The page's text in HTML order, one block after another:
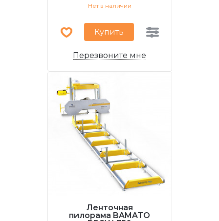
Нет в наличии
Купить
Перезвоните мне
Ленточная
пилорама BAMATO